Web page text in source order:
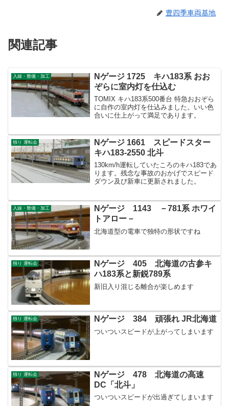
豊四季車両基地
関連記事
入線・整備・加工
Nゲージ 1725 キハ183系 おお
ぞらに室内灯を仕込む
TOMIX キハ183系500番台 特急おおぞら
に自作の室内灯を仕込みました。いい色
合いに仕上がって満足であります。
独り 運転会
Nゲージ 1661 スピードスター
キハ183-2550 北斗
130km/h運転していたころのキハ183であ
ります。残念な事故のおかげでスピード
ダウン及び新車に更新されました。
入線・整備・加工
Nゲージ 1143 －781系 ホワイ
トアロー－
北海道型の電車で独特の形状ですね
独り 運転会
Nゲージ 405 北海道の古参キ
ハ183系と新鋭789系
新旧入り混じる離合が楽しめます
独り 運転会 Nゲージ 384 頑張れ JR北海道
ついついスピードが上がってしまいます
独り 運転会
Nゲージ 478 北海道の高速
DC「北斗」
ついついスピードが出過ぎてしまいます